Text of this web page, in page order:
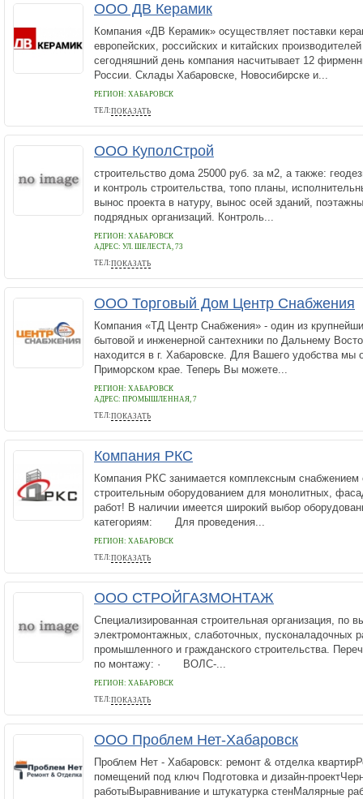
ООО ДВ Керамик
Компания «ДВ Керамик» осуществляет поставки
европейских, российских и китайских
сегодняшний день компания насчитывает 12
России. Склады Хабаровске, Новосибирске и...
РЕГИОН: ХАБАРОВСК
ТЕЛ:ПОКАЗАТЬ
+79990856279
ООО КуполСтрой
строительство дома 25000 руб. за м2, а также:
и контроль строительства, топо планы,
вынос проекта в натуру, вынос осей зданий,
подрядных организаций. Контроль...
РЕГИОН: ХАБАРОВСК
АДРЕС: УЛ. ШЕЛЕСТА, 73
ТЕЛ:ПОКАЗАТЬ
8-914-189-28-88, 8-924-403-41-50
ООО Торговый Дом Центр Снабжения
Компания «ТД Центр Снабжения» - один из
бытовой и инженерной сантехники по Дальнему
находится в г. Хабаровске. Для Вашего удобства
Приморском крае. Теперь Вы можете...
РЕГИОН: ХАБАРОВСК
АДРЕС: ПРОМЫШЛЕННАЯ, 7
ТЕЛ:ПОКАЗАТЬ
8(4212)37-22-33
Компания РКС
Компания РКС занимается комплексным снабжением
строительным оборудованием для монолитных,
работ! В наличии имеется широкий выбор
категориям: Для проведения...
РЕГИОН: ХАБАРОВСК
ТЕЛ:ПОКАЗАТЬ
+8 (951) 009-49-00
ООО СТРОЙГАЗМОНТАЖ
Специализированная строительная организация, по
электромонтажных, слаботочных, пусконаладочных
промышленного и гражданского строительства.
по монтажу: · ВОЛС-...
РЕГИОН: ХАБАРОВСК
ТЕЛ:ПОКАЗАТЬ
+79141999812
ООО Проблем Нет-Хабаровск
Проблем Нет - Хабаровск: ремонт & отделка
помещений под ключ Подготовка и дизайн-
работыВыравнивание и штукатурка стенМалярные